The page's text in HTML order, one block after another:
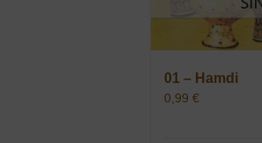
01 – Hamdi
0,99 €